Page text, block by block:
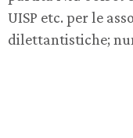
UISP etc. per le
dilettantistiche;